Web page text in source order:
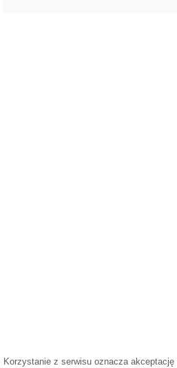
Korzystanie z serwisu oznacza akceptację